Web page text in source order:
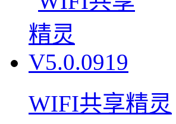
WIFI共享精灵